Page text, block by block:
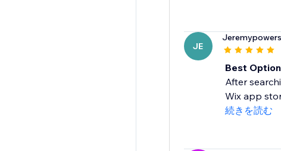
JE
Best
After
Wix app
続きを読む